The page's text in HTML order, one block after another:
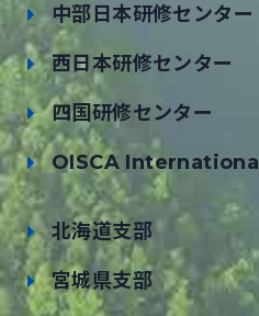
中部日本研修センター
西日本研修センター
四国研修センター
OISCA International
北海道支部
宮城県支部